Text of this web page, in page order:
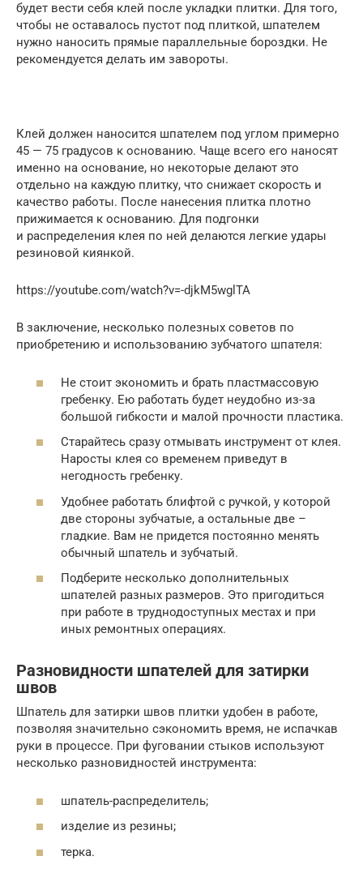
будет вести себя клей после укладки плитки. Для того,
чтобы не оставалось пустот под плиткой, шпателем
нужно наносить прямые параллельные бороздки. Не
рекомендуется делать им завороты.
Клей должен наносится шпателем под углом примерно
45 — 75 градусов к основанию. Чаще всего его наносят
именно на основание, но некоторые делают это
отдельно на каждую плитку, что снижает скорость и
качество работы. После нанесения плитка плотно
прижимается к основанию. Для подгонки
и распределения клея по ней делаются легкие удары
резиновой киянкой.
https://youtube.com/watch?v=-djkM5wglTA
В заключение, несколько полезных советов по
приобретению и использованию зубчатого шпателя:
Не стоит экономить и брать пластмассовую
гребенку. Ею работать будет неудобно из-за
большой гибкости и малой прочности пластика.
Старайтесь сразу отмывать инструмент от клея.
Наросты клея со временем приведут в
негодность гребенку.
Удобнее работать блифтой с ручкой, у которой
две стороны зубчатые, а остальные две –
гладкие. Вам не придется постоянно менять
обычный шпатель и зубчатый.
Подберите несколько дополнительных
шпателей разных размеров. Это пригодиться
при работе в труднодоступных местах и при
иных ремонтных операциях.
Разновидности шпателей для затирки
швов
Шпатель для затирки швов плитки удобен в работе,
позволяя значительно сэкономить время, не испачкав
руки в процессе. При фуговании стыков используют
несколько разновидностей инструмента:
шпатель-распределитель;
изделие из резины;
терка.